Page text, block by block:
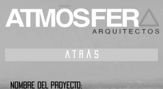
A T R Á S
NOMBRE DEL PROYECTO: